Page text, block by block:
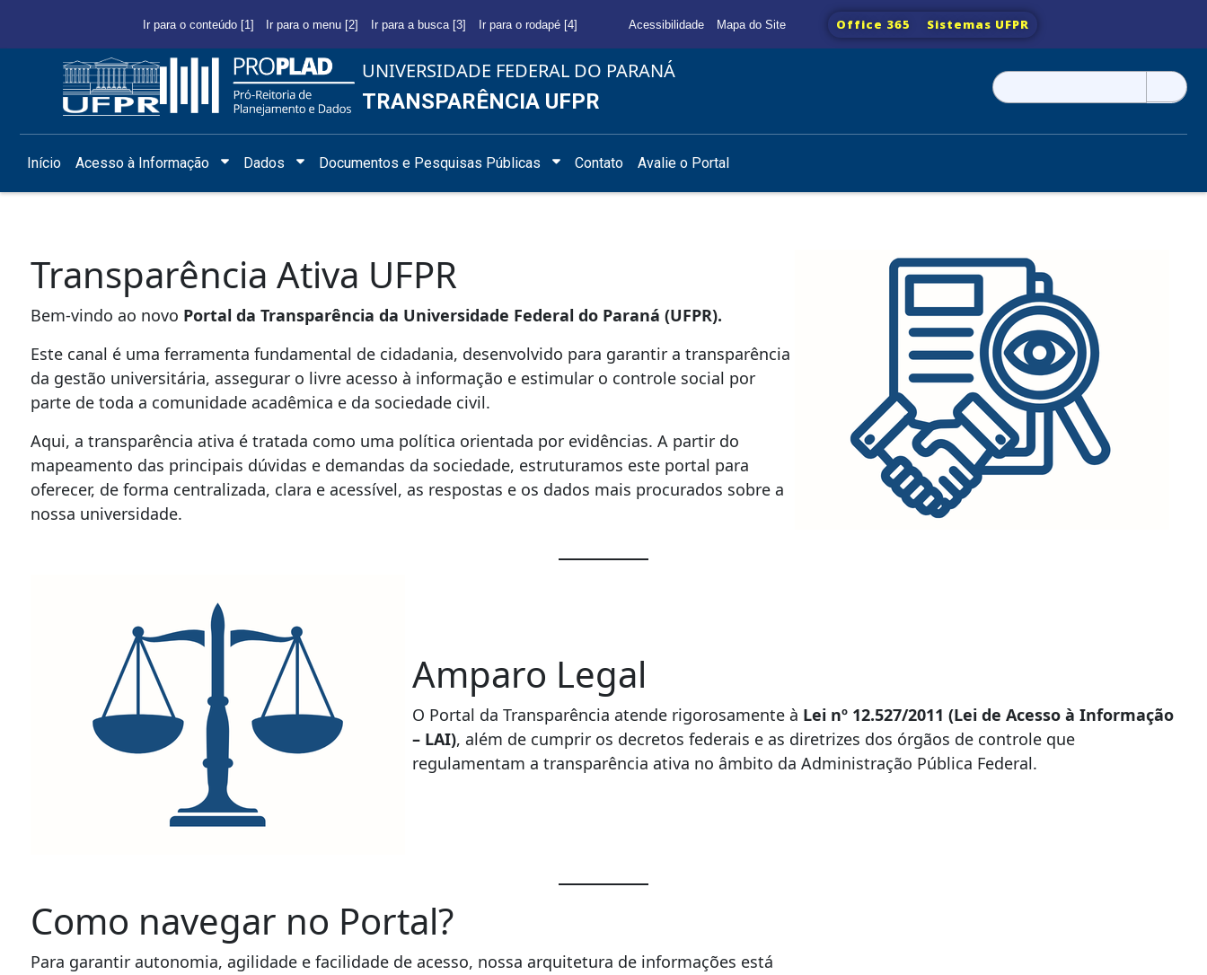
Ir para o conteúdo [1] Ir para o menu [2] Ir para a busca [3] Ir para o rodapé [4] Acessibilidade Mapa do Site Office 365 Sistemas UFPR
UNIVERSIDADE FEDERAL DO PARANÁ
TRANSPARÊNCIA UFPR
Pesquisar
por:
Início Acesso à Informação Dados Documentos e Pesquisas Públicas Contato Avalie o Portal
Transparência Ativa UFPR
Bem-vindo ao novo Portal da Transparência da Universidade Federal do Paraná (UFPR).
Este canal é uma ferramenta fundamental de cidadania, desenvolvido para garantir a transparência
da gestão universitária, assegurar o livre acesso à informação e estimular o controle social por
parte de toda a comunidade acadêmica e da sociedade civil.
Aqui, a transparência ativa é tratada como uma política orientada por evidências. A partir do
mapeamento das principais dúvidas e demandas da sociedade, estruturamos este portal para
oferecer, de forma centralizada, clara e acessível, as respostas e os dados mais procurados sobre a
nossa universidade.
Amparo Legal
O Portal da Transparência atende rigorosamente à Lei nº 12.527/2011 (Lei de Acesso à Informação
– LAI), além de cumprir os decretos federais e as diretrizes dos órgãos de controle que
regulamentam a transparência ativa no âmbito da Administração Pública Federal.
Como navegar no Portal?
Para garantir autonomia, agilidade e facilidade de acesso, nossa arquitetura de informações está